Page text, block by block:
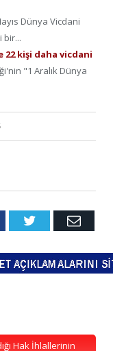
Dünya Vicdani
bir...
22 kişi daha vicdani
"1 Aralık Dünya
Twitter Email
Hak İhlallerinin